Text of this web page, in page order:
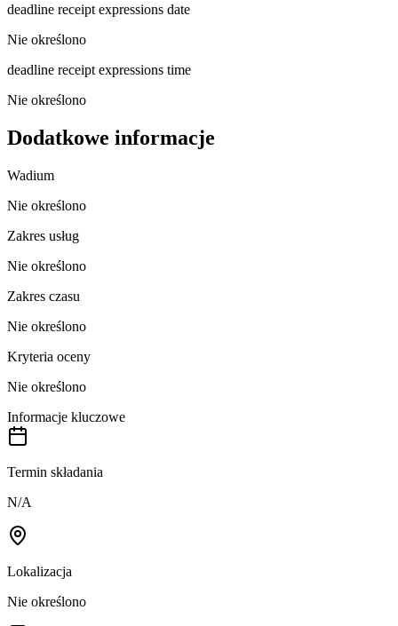
deadline receipt expressions date
Nie określono
deadline receipt expressions time
Nie określono
Dodatkowe informacje
Wadium
Nie określono
Zakres usług
Nie określono
Zakres czasu
Nie określono
Kryteria oceny
Nie określono
Informacje kluczowe
Termin składania
N/A
Lokalizacja
Nie określono